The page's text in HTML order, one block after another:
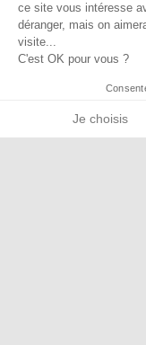
taille
ce site vous intéresse
déranger, mais on
visite...
C'est OK pour vous ?
Je choisis